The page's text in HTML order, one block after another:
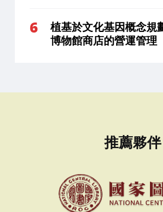
植基於文化基因概念規
博物館商店的營運管理
推薦夥伴